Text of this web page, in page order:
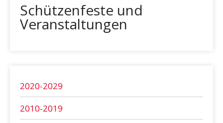
Schützenfeste und
Veranstaltungen
2020-2029
2010-2019